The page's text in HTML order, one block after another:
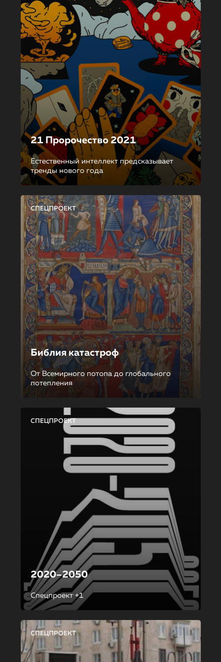
21 Пророчество 2021
Естественный интеллект предсказывает
тренды нового года
СПЕЦПРОЕКТ
Библия катастроф
От Всемирного потопа до глобального
потепления
СПЕЦПРОЕКТ
2020–2050
Спецпроект +1
СПЕЦПРОЕКТ